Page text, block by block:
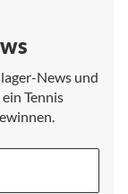
News und
Tennis